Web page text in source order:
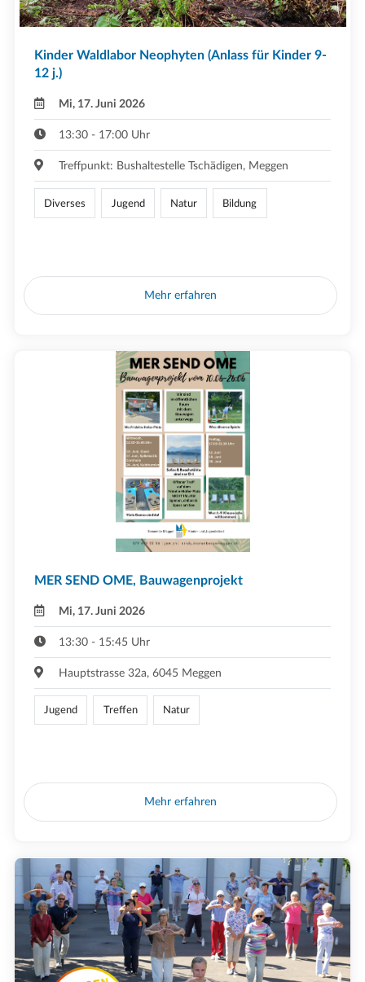
Kinder Waldlabor Neophyten (Anlass für Kinder 9-
12 j.)
Mi, 17. Juni 2026
13:30 - 17:00 Uhr
Treffpunkt: Bushaltestelle Tschädigen, Meggen
Diverses Jugend Natur Bildung
Mehr erfahren
MER SEND OME, Bauwagenprojekt
Mi, 17. Juni 2026
13:30 - 15:45 Uhr
Hauptstrasse 32a, 6045 Meggen
Jugend Treffen Natur
Mehr erfahren